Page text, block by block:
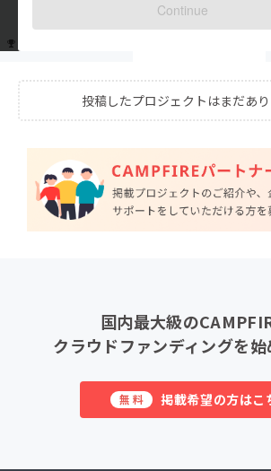
Continue
投稿したプロジェクトはまだあり
国内最大級の
クラウドファンディングを始
無料 掲載希望の方はこ